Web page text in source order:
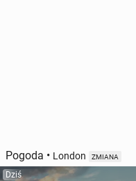
Pogoda • London ZMIANA
Dziś